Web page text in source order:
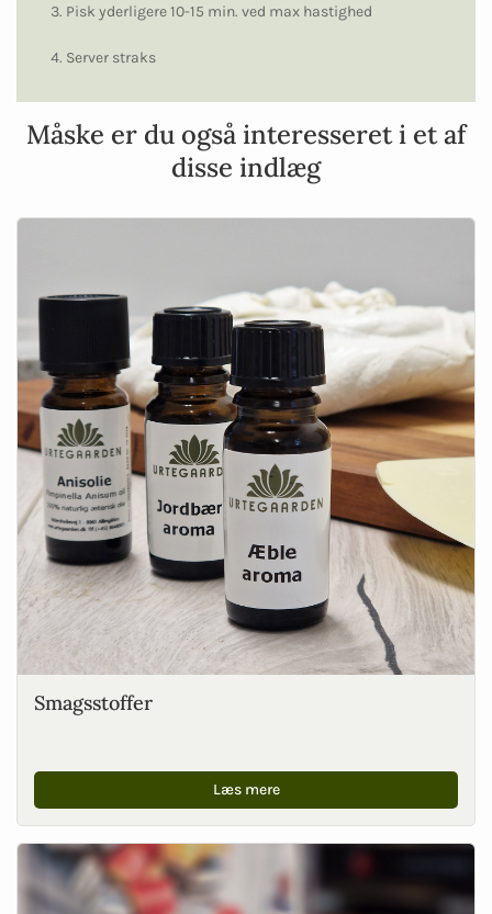
Pisk yderligere 10-15 min. ved max hastighed
Server straks
Måske er du også interesseret i et af
disse indlæg
Smagsstoffer
Læs mere